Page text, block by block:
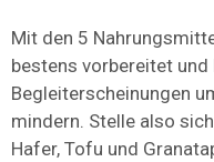
Mit den 5
bestens vorbereitet
Begleiterscheinungen
mindern. Stelle also
Hafer, Tofu und